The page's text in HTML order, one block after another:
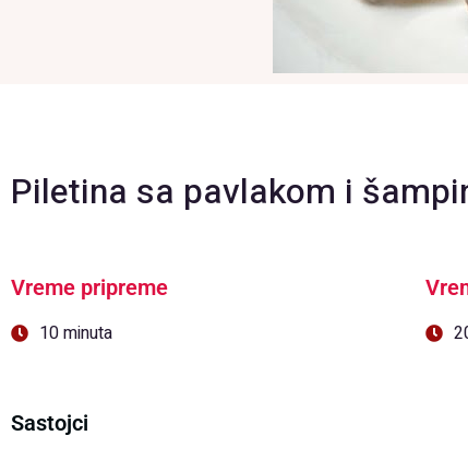
Piletina sa pavlakom i
Vreme pripreme
10 minuta
Sastojci